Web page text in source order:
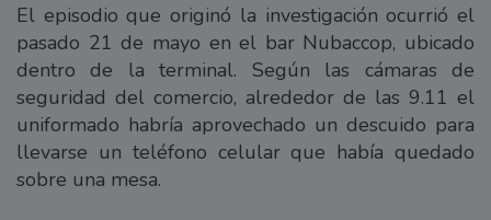
El episodio que originó la investigación ocurrió el
pasado 21 de mayo en el bar Nubaccop, ubicado
dentro de la terminal. Según las cámaras de
seguridad del comercio, alrededor de las 9.11 el
uniformado habría aprovechado un descuido para
llevarse un teléfono celular que había quedado
sobre una mesa.